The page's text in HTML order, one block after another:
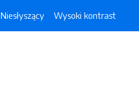
Niesłyszący Wysoki kontrast